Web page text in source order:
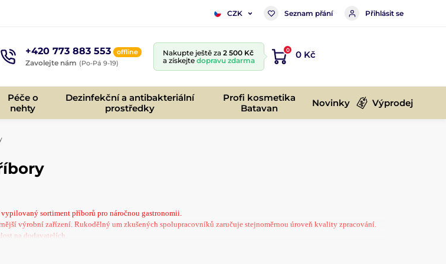
CZK Seznam přání Přihlásit se
+420 773 883 553 offline
Zavolejte nám (Po-Pá 9-19)
Nakupte ještě za 2 500 Kč
a získejte dopravu zdarma
0 0 Kč
Péče o
nehty
Dezinfekční a antibakteriální
prostředky
Profi kosmetika
Batavan
Novinky Výprodej
sortiment příborů pro náročnou gastronomii.
výrobní zařízení. Rukodělný um zkušených spolupracovníků zaručuje stejnoměrnou úroveň kvality zpracování.
na dodavatelích.